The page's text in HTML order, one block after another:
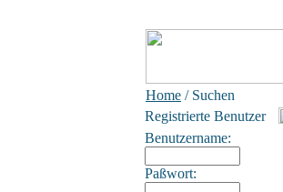
Home / Suchen
Registrierte Benutzer
Benutzername:
Paßwort: